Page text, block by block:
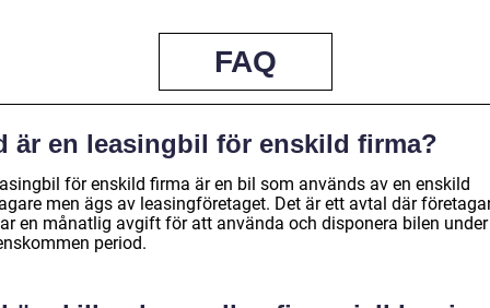
FAQ
är en leasingbil för enskild firma?
för enskild firma är en bil som används av en enskild
men ägs av leasingföretaget. Det är ett avtal där
en månatlig avgift för att använda och disponera bilen
period.